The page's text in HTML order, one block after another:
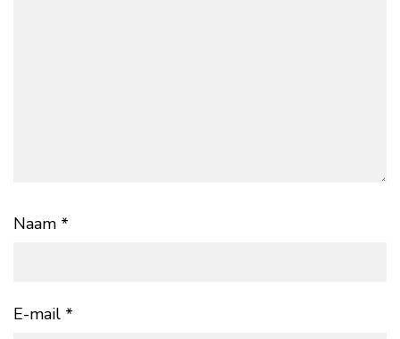
Naam *
E-mail *